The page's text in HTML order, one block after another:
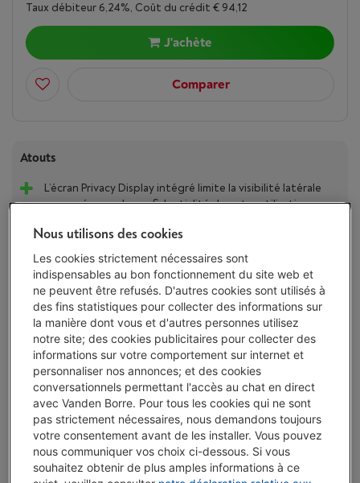
Taux débiteur 6,24%, Coût du crédit € 94,12
J'achète
Comparer
Atouts
L’écran Privacy Display intégré limite la visibilité latérale
pour préserver la confidentialité de votre utilisation en
améliorent netteté et luminosité en faible éclairage
Le design Cobalt Violet combiné au verre Gorilla Armor 2
et au cadre Armor Aluminum renforce l’élégance et la
robustesse
Stockage non extensible
Afficher toutes les caractéristiques
Existe également dans d'autres couleurs
Nous utilisons des cookies
Les cookies strictement nécessaires sont
indispensables au bon fonctionnement du site web et
ne peuvent être refusés. D'autres cookies sont utilisés à
des fins statistiques pour collecter des informations sur
la manière dont vous et d'autres personnes utilisez
notre site; des cookies publicitaires pour collecter des
informations sur votre comportement sur internet et
personnaliser nos annonces; et des cookies
conversationnels permettant l'accès au chat en direct
avec Vanden Borre. Pour tous les cookies qui ne sont
pas strictement nécessaires, nous demandons toujours
votre consentement avant de les installer. Vous pouvez
nous communiquer vos choix ci-dessous. Si vous
souhaitez obtenir de plus amples informations à ce